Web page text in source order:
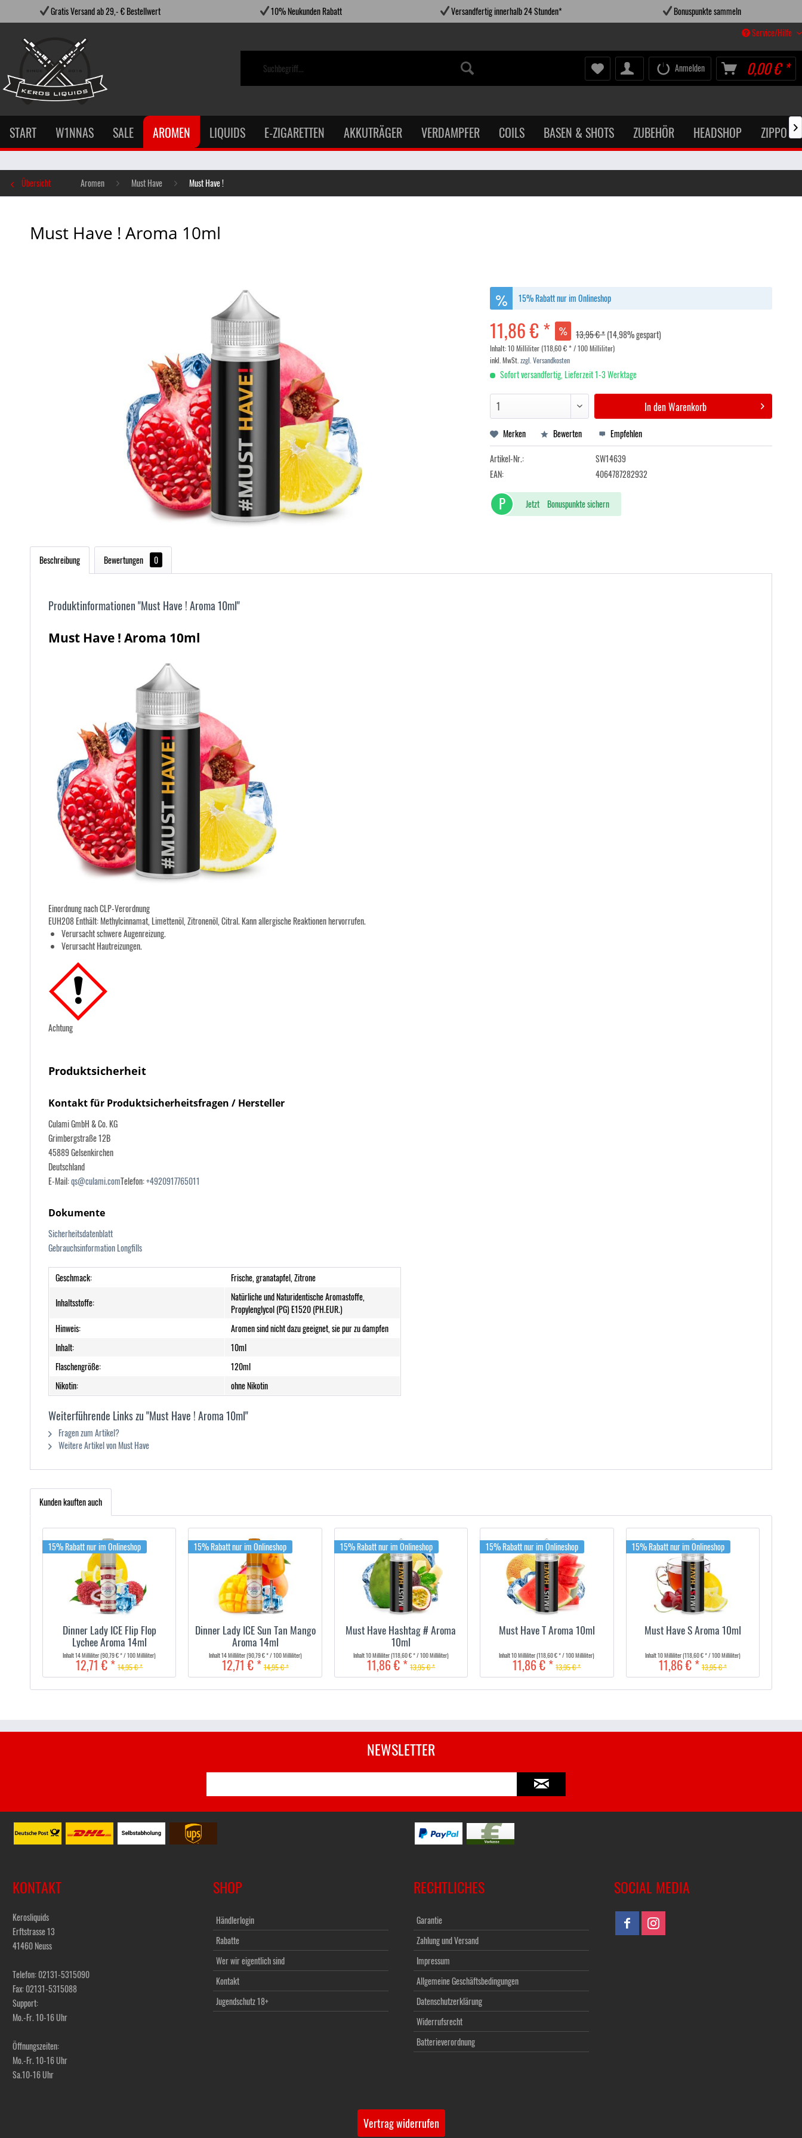
Gratis Versand ab 29,- € Bestellwert 10% Neukunden Rabatt Versandfertig innerhalb 24 Stunden*
Bonuspunkte sammeln
Service/Hilfe
Anmelden 0,00 € *
START W1NNAS SALE AROMEN LIQUIDS E-ZIGARETTEN AKKUTRÄGER VERDAMPFER COILS BASEN & SHOTS ZUBEHÖR HEADSHOP ZIPPO X
Übersicht Aromen Must Have Must Have !
Must Have ! Aroma 10ml
15% Rabatt nur im Onlineshop
11,86 € * 13,95 € *(14,98% gespart)
Inhalt:10 Milliliter (118,60 € * / 100 Milliliter)
inkl. MwSt.zzgl. Versandkosten
Sofort versandfertig, Lieferzeit 1-3 Werktage
In denWarenkorb
Merken Bewerten
Empfehlen
Artikel-Nr.:
SW14639
EAN:
4064787282932
P Jetzt Bonuspunkte sichern
Beschreibung Bewertungen 0
Produktinformationen "Must Have ! Aroma 10ml"
Must Have ! Aroma 10ml
Einordnung nach CLP-Verordnung
EUH208 Enthält: Methylcinnamat, Limettenöl, Zitronenöl, Citral. Kann allergische Reaktionen hervorrufen.
Verursacht schwere Augenreizung.
Verursacht Hautreizungen.
Achtung
Produktsicherheit
Kontakt für Produktsicherheitsfragen / Hersteller
Culami GmbH & Co. KG
Grimbergstraße 12B
45889 Gelsenkirchen
Deutschland
E-Mail:qs@culami.comTelefon:+4920917765011
Dokumente
Sicherheitsdatenblatt
Gebrauchsinformation Longfills
Geschmack:
Frische, granatapfel, Zitrone
Inhaltsstoffe:
Natürliche und Naturidentische Aromastoffe,
Propylenglycol (PG) E1520 (PH.EUR.)
Hinweis:
Aromen sind nicht dazu geeignet, sie pur zu dampfen
Inhalt:
10ml
Flaschengröße:
120ml
Nikotin:
ohne Nikotin
Weiterführende Links zu "Must Have ! Aroma 10ml"
Fragen zum Artikel?
Weitere Artikel von Must Have
Kunden kauften auch
15% Rabatt nur im Onlineshop
Dinner Lady ICE Flip Flop
Lychee Aroma 14ml
Inhalt14 Milliliter(90,79 € * / 100 Milliliter)
12,71 € * 14,95 € *
15% Rabatt nur im Onlineshop
Dinner Lady ICE Sun Tan Mango
Aroma 14ml
Inhalt14 Milliliter(90,79 € * / 100 Milliliter)
12,71 € * 14,95 € *
15% Rabatt nur im Onlineshop
Must Have Hashtag # Aroma
10ml
Inhalt10 Milliliter(118,60 € * / 100 Milliliter)
11,86 € * 13,95 € *
15% Rabatt nur im Onlineshop
Must Have T Aroma 10ml
Inhalt10 Milliliter(118,60 € * / 100 Milliliter)
11,86 € * 13,95 € *
15% Rabatt nur im Onlineshop
Must Have S Aroma 10ml
Inhalt10 Milliliter(118,60 € * / 100 Milliliter)
11,86 € * 13,95 € *
NEWSLETTER
KONTAKT
Kerosliquids
Erftstrasse 13
41460 Neuss
Telefon: 02131-5315090
Fax: 02131-5315088
Support:
Mo.-Fr. 10-16 Uhr
Öffnungszeiten:
Mo.-Fr. 10-16 Uhr
Sa.10-16 Uhr
SHOP
Händlerlogin
Rabatte
Wer wir eigentlich sind
Kontakt
Jugendschutz 18+
RECHTLICHES
Garantie
Zahlung und Versand
Impressum
Allgemeine Geschäftsbedingungen
Datenschutzerklärung
Widerrufsrecht
Batterieverordnung
SOCIAL MEDIA
Vertrag widerrufen